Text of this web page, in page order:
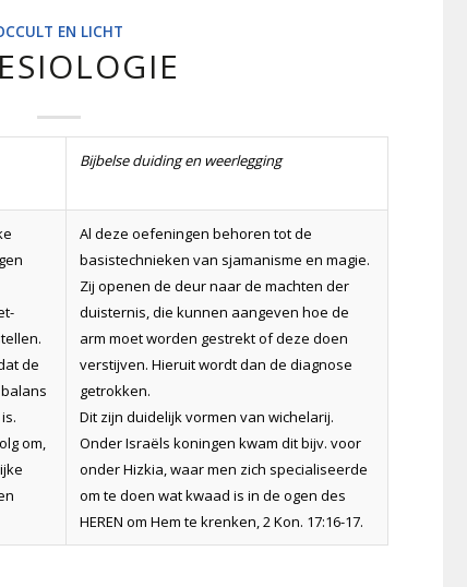
EN LICHT
Bijbelse duiding en weerlegging
de
om,
Al deze oefeningen behoren tot de
basistechnieken van sjamanisme en magie.
Zij openen de deur naar de machten der
duisternis, die kunnen aangeven hoe de
arm moet worden gestrekt of deze doen
verstijven. Hieruit wordt dan de diagnose
getrokken.
Dit zijn duidelijk vormen van wichelarij.
Onder Israëls koningen kwam dit bijv. voor
onder Hizkia, waar men zich specialiseerde
om te doen wat kwaad is in de ogen des
HEREN om Hem te krenken, 2 Kon. 17:16-17.